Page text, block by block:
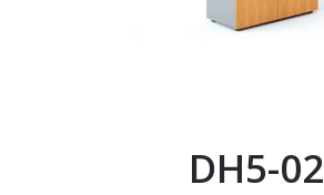
DH5-